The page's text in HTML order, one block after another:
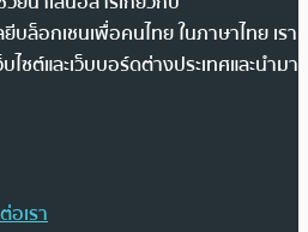
บล็อกเชนเพื่อคนไทย ในภาษาไทย เรา
ซต์และเว็บบอร์ดต่างประเทศและนำมา
อเรา